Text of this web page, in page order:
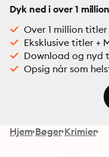
Dyk ned i over 1
Over 1 million titler
Eksklusive titler +
Download og nyd
Opsig når som
Hjem Bøger Krimier